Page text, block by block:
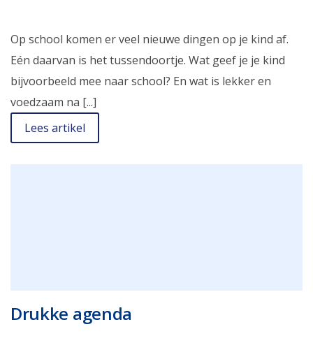
Op school komen er veel nieuwe dingen op je kind af.
Eén daarvan is het tussendoortje. Wat geef je je kind
bijvoorbeeld mee naar school? En wat is lekker en
voedzaam na [...]
Lees artikel
Drukke agenda